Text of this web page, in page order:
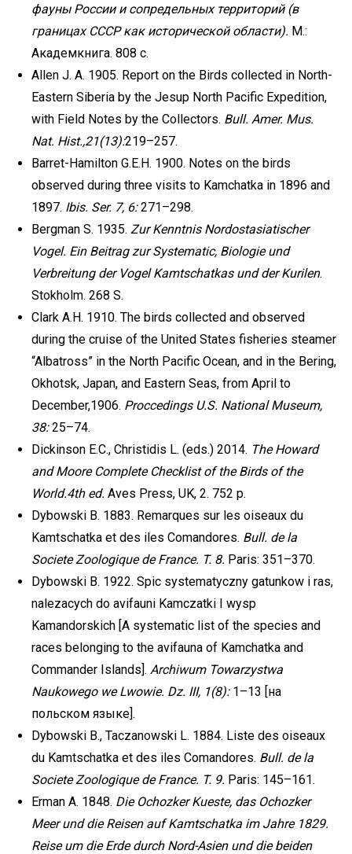
фауны России и сопредельных территорий (в
границах СССР как исторической области). М.:
Академкнига. 808 с.
Allen J. A. 1905. Report on the Birds collected in North-
Eastern Siberia by the Jesup North Pacific Expedition,
with Field Notes by the Collectors. Bull. Amer. Mus.
Nat. Hist.,21(13):219–257.
Barret-Hamilton G.E.H. 1900. Notes on the birds
observed during three visits to Kamchatka in 1896 and
1897. Ibis. Ser. 7, 6:271–298.
Bergman S. 1935. Zur Kenntnis Nordostasiatischer
Vogel. Ein Beitrag zur Systematic, Biologie und
Verbreitung der Vogel Kamtschatkas und der Kurilen.
Stokholm. 268 S.
Clark A.H. 1910. The birds collected and observed
during the cruise of the United States fisheries steamer
“Albatross” in the North Pacific Ocean, and in the Bering,
Okhotsk, Japan, and Eastern Seas, from April to
December,1906. Proccedings U.S. National Museum,
38:25–74.
Dickinson E.C., Christidis L. (eds.) 2014. The Howard
and Moore Complete Checklist of the Birds of the
World.4th ed. Aves Press, UK, 2. 752 p.
Dybowski B. 1883. Remarques sur les oiseaux du
Kamtschatka et des iles Comandores. Bull. de la
Societe Zoologique de France. T. 8. Paris: 351–370.
Dybowski B. 1922. Spic systematyczny gatunkow i ras,
nalezacych do avifauni Kamczatki I wysp
Kamandorskich [A systematic list of the species and
races belonging to the avifauna of Kamchatka and
Commander Islands]. Archiwum Towarzystwa
Naukowego we Lwowie. Dz. III, 1(8): 1–13 [на
польском языке].
Dybowski B., Taczanowski L. 1884. Liste des oiseaux
du Kamtschatka et des iles Comandores. Bull. de la
Societe Zoologique de France. T. 9. Paris: 145–161.
Erman A. 1848. Die Ochozker Kueste, das Ochozker
Meer und die Reisen auf Kamtschatka im Jahre 1829.
Reise um die Erde durch Nord-Asien und die beiden